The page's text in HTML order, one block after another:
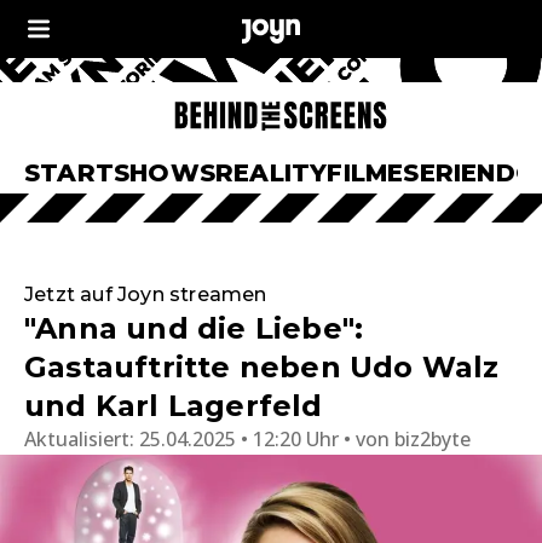
STARTSHOWSREALITYFILMESERIEN
Jetzt auf Joyn streamen
"Anna und die Liebe":
Gastauftritte neben Udo Walz
und Karl Lagerfeld
Aktualisiert: 25.04.2025 • 12:20 Uhr von biz2byte